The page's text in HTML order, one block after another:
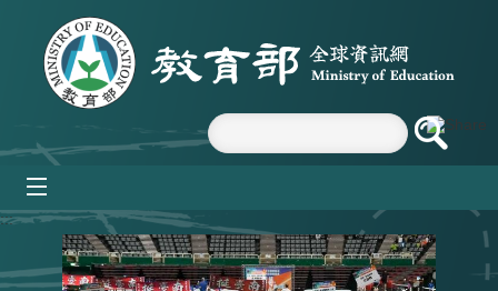
跳到主要內容區塊
:::